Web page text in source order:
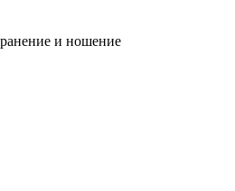
и ношение